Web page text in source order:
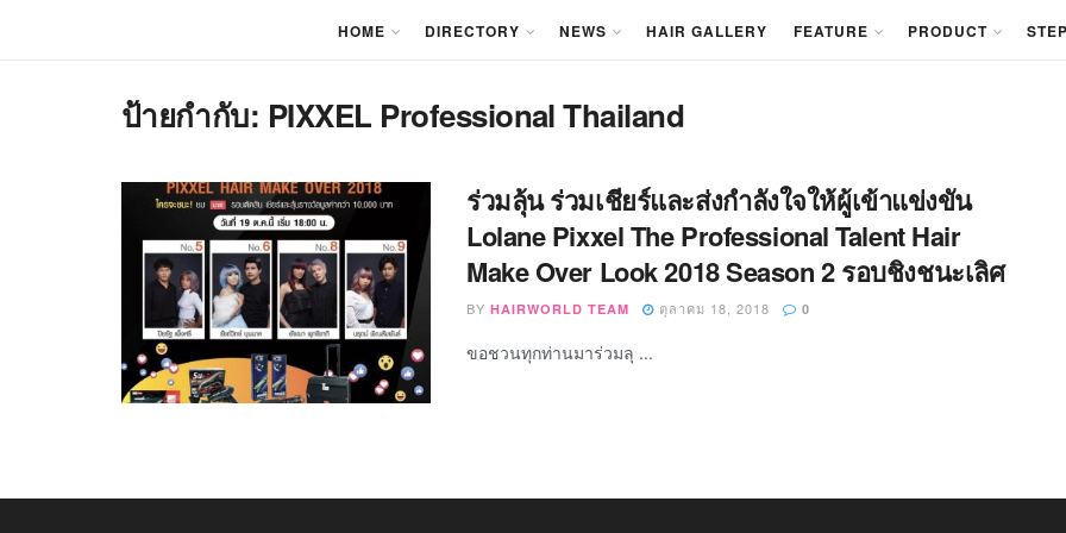
HOME DIRECTORY NEWS HAIR GALLERY FEATURE PRODUCT
ป้ายกำกับ: PIXXEL Professional Thailand
ร่วมลุ้น ร่วมเชียร์และส่งกำลังใจให้ผู้เข้าแข่งขัน
Lolane Pixxel The Professional Talent Hair
Make Over Look 2018 Season 2 รอบชิงชนะเลิศ
BY HAIRWORLD TEAM ตุลาคม 18, 2018 0
ขอชวนทุกท่านมาร่วมลุ ...